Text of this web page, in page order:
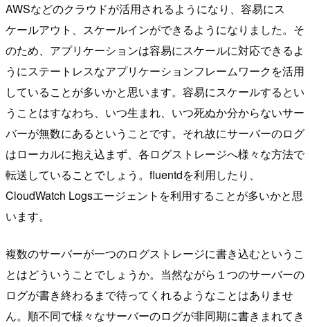
AWSなどのクラウドが活用されるようになり、容易にス
ケールアウト、スケールインができるようになりました。そ
のため、アプリケーションは容易にスケールに対応できるよ
うにステートレスなアプリケーションフレームワークを活用
していることが多いかと思います。容易にスケールするとい
うことはすなわち、いつ生まれ、いつ死ぬか分からないサー
バーが無数にあるということです。それ故にサーバーのログ
はローカルに抱え込まず、各ログストレージへ様々な方法で
転送していることでしょう。fluentdを利用したり、
CloudWatch Logsエージェントを利用することが多いかと思
います。
複数のサーバーが一つのログストレージに書き込むというこ
とはどういうことでしょうか。当然ながら１つのサーバーの
ログが書き終わるまで待ってくれるようなことはありませ
ん。順不同で様々なサーバーのログが非同期に書きまれてき